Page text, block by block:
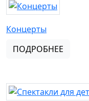
Концерты
ПОДРОБНЕЕ